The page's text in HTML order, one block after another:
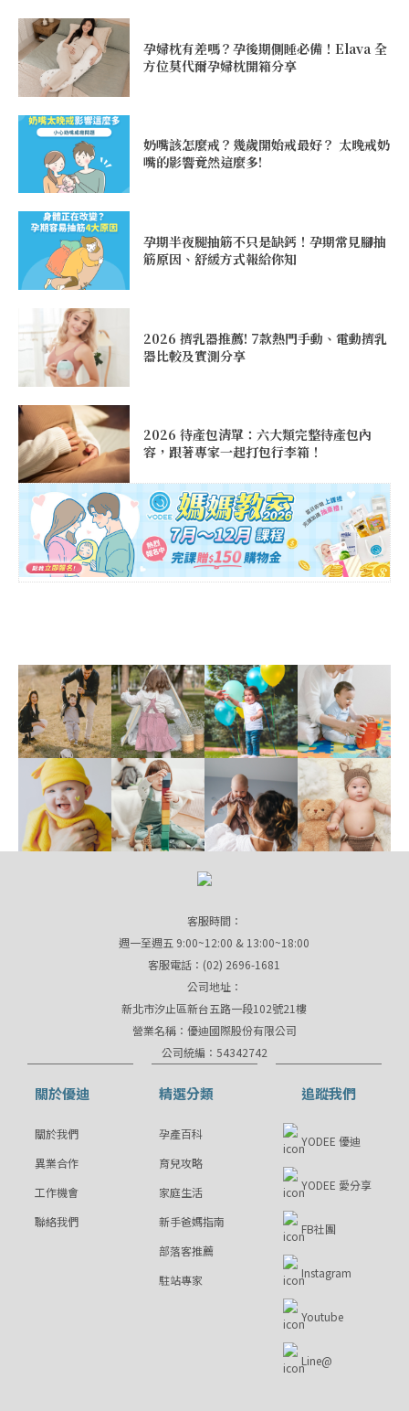
孕婦枕有差嗎？孕後期側睡必備！Elava 全
方位莫代爾孕婦枕開箱分享
奶嘴該怎麼戒？幾歲開始戒最好？ 太晚戒奶
嘴的影響竟然這麼多!
孕期半夜腿抽筋不只是缺鈣！孕期常見腳抽
筋原因、舒緩方式報給你知
2026 擠乳器推薦! 7款熱門手動、電動擠乳
器比較及實測分享
2026 待產包清單：六大類完整待產包內
容，跟著專家一起打包行李箱！
客服時間：
週一至週五 9:00~12:00 & 13:00~18:00
客服電話：(02) 2696-1681
公司地址：
新北市汐止區新台五路一段102號21樓
營業名稱：優迪國際股份有限公司
公司統編：54342742
關於優迪
關於我們
異業合作
工作機會
聯絡我們
精選分類
孕產百科
育兒攻略
家庭生活
新手爸媽指南
部落客推薦
駐站專家
追蹤我們
YODEE 優迪
YODEE 愛分享
FB社團
Instagram
Youtube
Line@